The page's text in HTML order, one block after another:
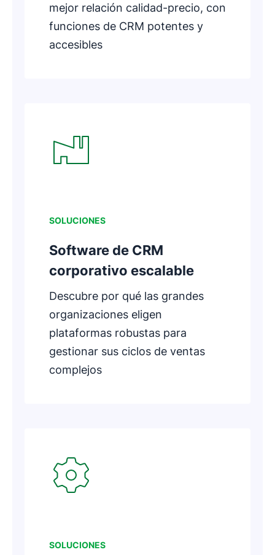
mejor relación calidad-precio, con
funciones de CRM potentes y
accesibles
SOLUCIONES
Software de CRM
corporativo escalable
Descubre por qué las grandes
organizaciones eligen
plataformas robustas para
gestionar sus ciclos de ventas
complejos
Se abre en una nueva ventana
SOLUCIONES
Se abre en una nueva ventana